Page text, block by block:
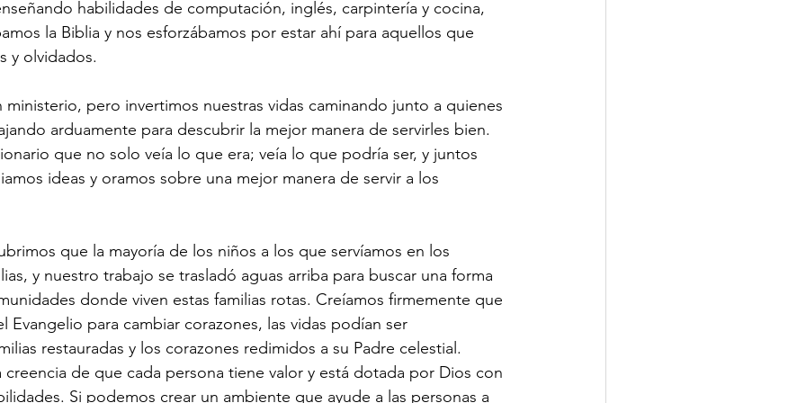
habilidades de computación, inglés, carpintería y cocina,
la Biblia y nos esforzábamos por estar ahí para aquellos que
y olvidados.
pero invertimos nuestras vidas caminando junto a quienes
arduamente para descubrir la mejor manera de servirles bien.
que no solo veía lo que era; veía lo que podría ser, y juntos
ideas y oramos sobre una mejor manera de servir a los
que la mayoría de los niños a los que servíamos en los
y nuestro trabajo se trasladó aguas arriba para buscar una forma
donde viven estas familias rotas. Creíamos firmemente que
Evangelio para cambiar corazones, las vidas podían ser
restauradas y los corazones redimidos a su Padre celestial.
creencia de que cada persona tiene valor y está dotada por Dios con
Si podemos crear un ambiente que ayude a las personas a